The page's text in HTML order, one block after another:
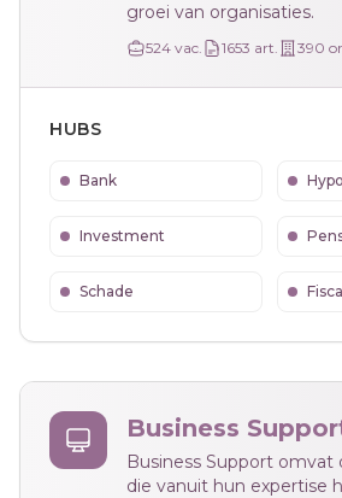
groei van organisaties.
524 vac. 1653 art. 390
HUBS
Bank
Investment
Schade
Business
Business Support omvat
die vanuit hun expertise